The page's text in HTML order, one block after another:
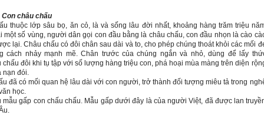
Con châu chấu
thuộc lớp sâu bọ, ăn cỏ, là và sống lâu đời nhất, khoảng hàng trăm triệu
một số vùng, người dân gọi con đầu bằng là châu chấu, con đầu nhọn là cào
lại. Châu chấu có đôi chân sau dài và to, cho phép chúng thoát khỏi các mối
cách nhảy mạnh mẽ. Chân trước của chúng ngắn và nhỏ, dùng để lấy
chấu đôi khi tụ tập với số lượng hàng triệu con, phá hoại mùa màng trên diện
nạn đói.
đã có mối quan hệ lâu dài với con người, trở thành đối tượng miêu tả trong
học.
mẫu gấp con chấu chấu. Mẫu gấp dưới đây là của người Việt, đã được lan